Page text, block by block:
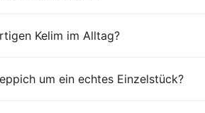
Kelim im Alltag?
um ein echtes Einzelstück?